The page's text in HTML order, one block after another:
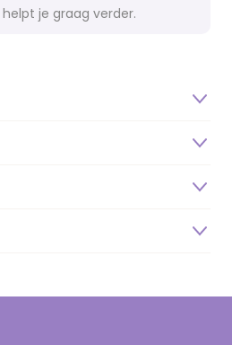
helpt je graag verder.